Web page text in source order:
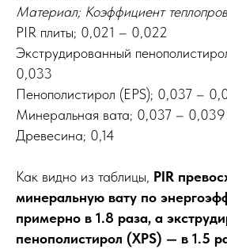
Материал; Коэффициент
PIR плиты; 0,021 – 0,022
Экструдированный
0,033
Пенополистирол (EPS); 0,037 –
Минеральная вата; 0,037 – 0,039
Древесина; 0,14
Как видно из таблицы, PIR
минеральную вату по
примерно в 1.8 раза, а
пенополистирол (XPS) — в 1.5